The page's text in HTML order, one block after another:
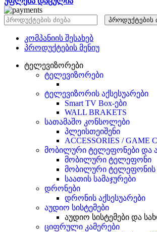
პროდუქტების
კომპანიის შესახებ
პროდუქტების მენიუ
ტელევიზორები
ტელევიზორები
ტელევიზორის აქსესუარები
Smart TV Box-ები
WALL BRAKETS
სათამაშო კონსოლები
პლეისთეიშენი
ACCESSORIES / GAME
მობილური ტელეფონები და
მობილური ტელეფონი
მობილური ტელეფონის
საათის სამაჯურები
დრონები
დრონის აქსესუარები
აუდიო სისტემები
აუდიო სისტემები და
ციფრული კამერები